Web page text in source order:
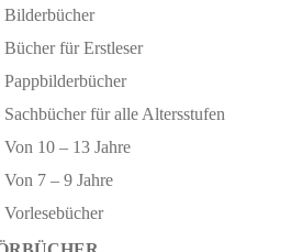
Bilderbücher
Bücher für Erstleser
Pappbilderbücher
Sachbücher für alle Altersstufen
Von 10 – 13 Jahre
Von 7 – 9 Jahre
Vorlesebücher